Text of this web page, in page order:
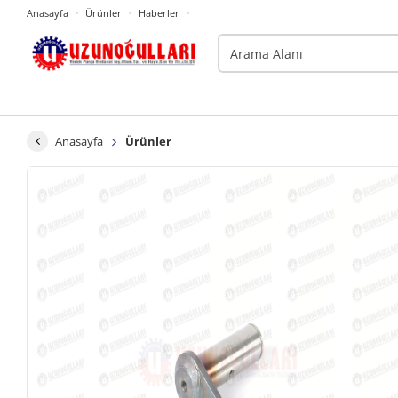
Anasayfa Ürünler Haberler
Anasayfa Ürünler